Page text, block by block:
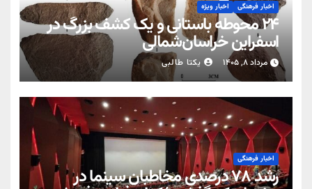
اخبار فرهنگی اخبار ویژه
۲۴ محوطه باستانی و یک کشف بزرگ در
اسفراین خراسان‌شمالی
مرداد ۸, ۱۴۰۵ یکتا طالبی
اخبار فرهنگی
رشد ۷۸ درصدی مخاطبان سینما در